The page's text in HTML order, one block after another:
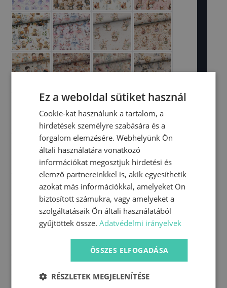
Ez a weboldal sütiket használ
Cookie-kat használunk a tartalom, a
hirdetések személyre szabására és a
forgalom elemzésére. Webhelyünk Ön
általi használatára vonatkozó
információkat megosztjuk hirdetési és
elemző partnereinkkel is, akik egyesíthetik
azokat más információkkal, amelyeket Ön
biztosított számukra, vagy amelyeket a
szolgáltatásaik Ön általi használatából
gyűjtöttek össze.Adatvédelmi irányelvek
ÖSSZES ELFOGADÁSA
RÉSZLETEK MEGJELENÍTÉSE